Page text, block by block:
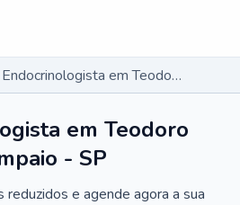
Endocrinologista em Teodoro Sampaio - SP
em Teodoro
- SP
e agende agora a sua